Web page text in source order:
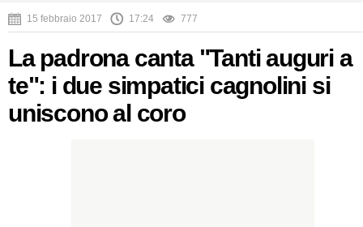
15 febbraio 2017 17:24 777
La padrona canta "Tanti auguri a
te": i due simpatici cagnolini si
uniscono al coro